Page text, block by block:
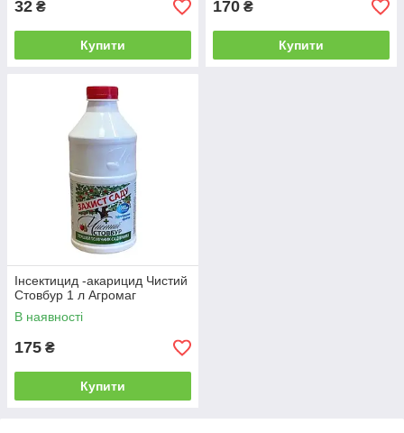
32 ₴
Купити
170 ₴
Купити
Інсектицид -акарицид Чистий
Стовбур 1 л Агромаг
В наявності
175 ₴
Купити